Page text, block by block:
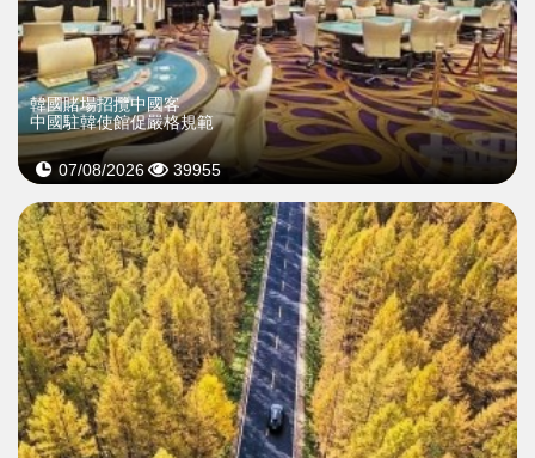
韓國賭場招攬中國客
中國駐韓使館促嚴格規範
07/08/2026 39955